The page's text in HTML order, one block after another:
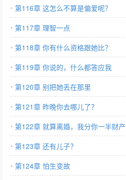
第116章 这怎么不算是偏爱呢？
第117章 理智一点
第118章 你有什么资格跟她比？
第119章 你说的，什么都答应我
第120章 别把她丢在那里
第121章 昨晚你去哪儿了？
第122章 就算离婚，我分你一半财产
第123章 还有儿子？
第124章 怕生变故